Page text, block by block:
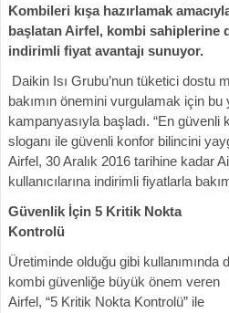
Kombileri kışa hazırlamak
başlatan Airfel, kombi sahiplerine
indirimli fiyat avantajı sunuyor.
Daikin Isı Grubu’nun tüketici dostu
bakımın önemini vurgulamak için bu
kampanyasıyla başladı. “En güvenli
sloganı ile güvenli konfor bilincini
Airfel, 30 Aralık 2016 tarihine kadar
kullanıcılarına indirimli fiyatlarla
Güvenlik İçin 5 Kritik Nokta
Kontrolü
Üretiminde olduğu gibi kullanımında
kombi güvenliğe büyük önem veren
Airfel, “5 Kritik Nokta Kontrolü” ile